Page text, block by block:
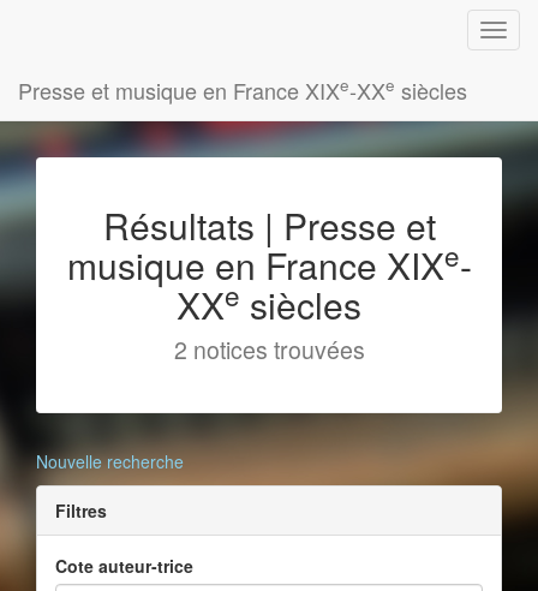
Presse et musique en France XIXe-XXe siècles
Résultats | Presse et
musique en France XIXe-
XXe siècles
2 notices trouvées
Nouvelle recherche
Filtres
Cote auteur-trice